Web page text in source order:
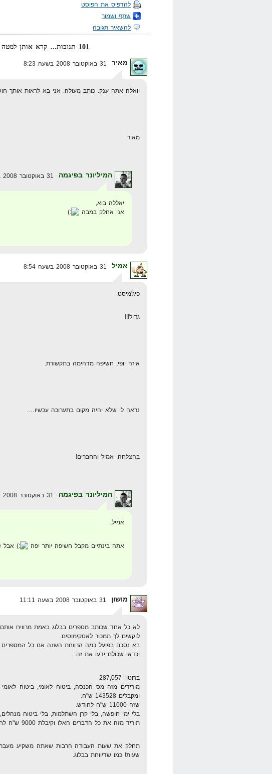
להדפיס את הפוסט
שתף ושמור
להשאיר תגובה
101 תגובות... קרא אותן למטה או
מאיר
וואלה אתה ענק. כותב מעולה. אני בא לראות אותך
מאיר
המיליונר בפיגמה
יאללה בוא,
אני אחלק במבה
אמיל
פיג'מיסט,
גדול!!!
איזה יופי, חשיפה מדהימה בתקשורת.
נראה לי שלא יהיה מקום בתערוכה עכשיו….
בהצלחה, אמיל והחברים!
המיליונר בפיגמה
אמיל,
אתה בינתיים מקבל חשיפה יותר יפה אבל
מושון
לא כל אחד שכותב מספרים בבלוג באמת מרוויח
לוקשים לך תמכור לאסקימוסים.
בא נסכם בפועל כמה הרווחת השנה אם כל המספרים
וכדאי שכולם ידעו את זה:
ברוטו- 287,057
ומקבלים 143528 ש"ח.
שזה 11000 ש"ח לחודש.
בלי ימי חופשה, בלי קרן השתלמות, בלי ביטוח מנהלים,
תוריד מזה את כל הדברים האלו וקיבלת 9000 ש"ח לחודש.
שעות! כמו שדיווחת בבלוג.